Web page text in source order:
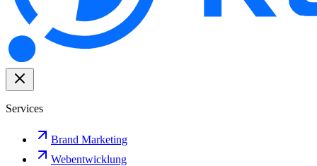
Services
Brand Marketing
Webentwicklung